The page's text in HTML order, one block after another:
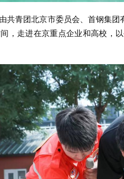
共青团北京市委员会、首钢集
，走进在京重点企业和高校，